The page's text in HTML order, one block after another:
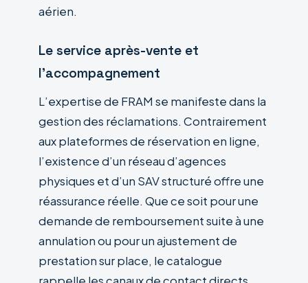
aérien.
Le service après-vente et
l’accompagnement
L’expertise de FRAM se manifeste dans la
gestion des réclamations. Contrairement
aux plateformes de réservation en ligne,
l’existence d’un réseau d’agences
physiques et d’un SAV structuré offre une
réassurance réelle. Que ce soit pour une
demande de remboursement suite à une
annulation ou pour un ajustement de
prestation sur place, le catalogue